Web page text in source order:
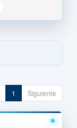
1 Siguiente